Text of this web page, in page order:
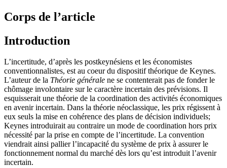
Corps de l’article
Introduction
L’incertitude, d’après les postkeynésiens et les économistes
conventionnalistes, est au coeur du dispositif théorique de Keynes.
L’auteur de la Théorie générale ne se contenterait pas de fonder le
chômage involontaire sur le caractère incertain des prévisions. Il
esquisserait une théorie de la coordination des activités économiques
en avenir incertain. Dans la théorie néoclassique, les prix régissent à
eux seuls la mise en cohérence des plans de décision individuels;
Keynes introduirait au contraire un mode de coordination hors prix
nécessité par la prise en compte de l’incertitude. La convention
viendrait ainsi pallier l’incapacité du système de prix à assurer le
fonctionnement normal du marché dès lors qu’est introduit l’avenir
incertain.